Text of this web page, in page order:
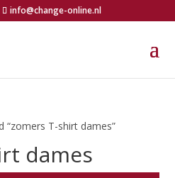
info@change-online.nl
“zomers T-shirt dames”
dames